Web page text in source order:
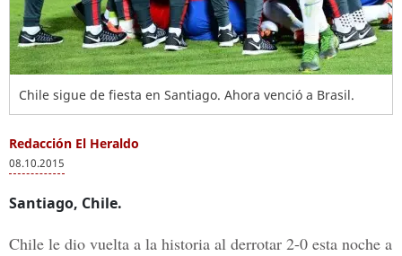
Chile sigue de fiesta en Santiago. Ahora venció a Brasil.
Redacción El Heraldo
08.10.2015
Santiago, Chile.
Chile le dio vuelta a la historia al derrotar 2-0 esta noche a